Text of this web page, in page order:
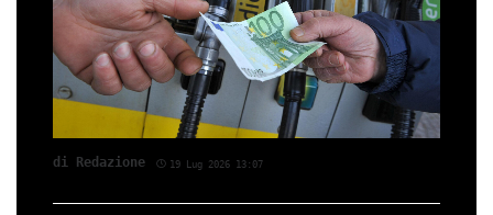
di Red­azio­ne 19 Lug 2026 13:07